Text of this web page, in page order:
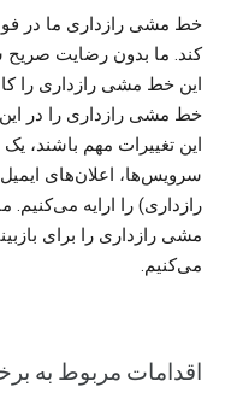
خط مشی رازداری ما در
کند. ما بدون رضایت
این خط مشی رازداری را
خط مشی رازداری را در
این تغییرات مهم باشند،
سرویس‌ها، اعلان‌های
رازداری) را ارایه
مشی رازداری را برای
می‌کنیم.
اقدامات مربوط به